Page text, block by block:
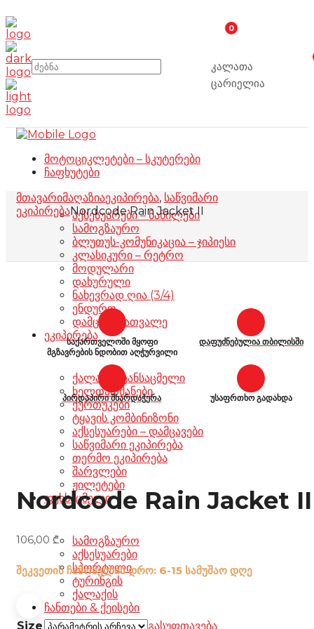
0
კალათა
ცარიელია
მოტოციკლეტები – სკუტერები
ჩაფხუტები
აქსესუარები – ნაწილები
სამოგზაურო
ბლუთუს-კომუნიკაცია – ჯიპიესი
კლასიკური – რეტრო
მოდულარი
დახურული
ნახევრად ღია (3/4)
ენდურო
დამცავი სათვალე
ეკიპირება
ქალაქის ტანსაცმელი
ხელთათმანები
ქურთუკები
ტყავის კომბინიზონი
აქსესუარები – დამცავები
საწვიმარი ეკიპირება
თერმო ეკიპირება
შარვლები
ჟილეტები
ფეხსაცმელი
სამოგზაურო
აქსესუარები
სპორტული
ტურინგის
ქალაქის
ჩანთები & ქეისები
მთავარიმაღაზიაეკიპირება, საწვიმარი
ეკიპირებაNordcode Rain Jacket II
საქართველოში მყოფი
მგზავრების ნდობით აღჭურვილი
დაფუძნებულია თბილისში
პირდაპირი მხარდაჭერა უსაფრთხო გადახდა
Nordcode Rain Jacket II
106,00 ₾
შეკვეთის ჩამოსვლის დრო: 6-15 სამუშაო დღე
Size
გასუფთავება